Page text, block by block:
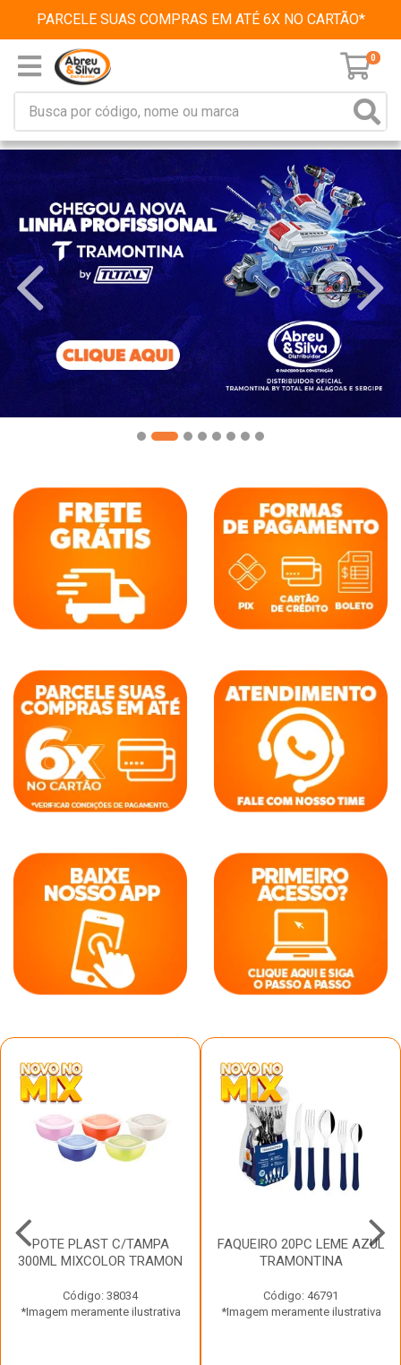
PARCELE SUAS COMPRAS EM ATÉ 6X NO CARTÃO*
0
POTE PLAST C/TAMPA
300ML MIXCOLOR TRAMON
Código: 38034
*Imagem meramente ilustrativa
FAQUEIRO 20PC LEME AZUL
TRAMONTINA
Código: 46791
*Imagem meramente ilustrativa